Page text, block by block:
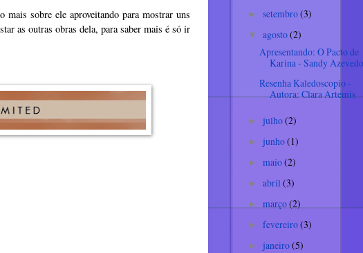
sobre ele aproveitando para mostrar uns
as outras obras dela, para saber mais é só ir
► setembro(3)
▼ agosto(2)
Apresentando: O Pacto de
Karina - Sandy
Resenha Kaledoscopio -
Autora: Clara Artemis
► julho(2)
► junho(1)
► maio(2)
► abril (3)
► março(2)
► fevereiro(3)
► janeiro(5)